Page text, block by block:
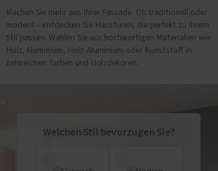
Machen Sie mehr aus Ihrer Fassade. Ob traditionell oder
modern – entdecken Sie Haustüren, die perfekt zu Ihrem
Stil passen. Wählen Sie aus hochwertigen Materialien wie
Holz, Aluminium, Holz-Aluminium oder Kunststoff in
zahlreichen Farben und Holzdekoren.
Welchen Stil bevorzugen Sie?